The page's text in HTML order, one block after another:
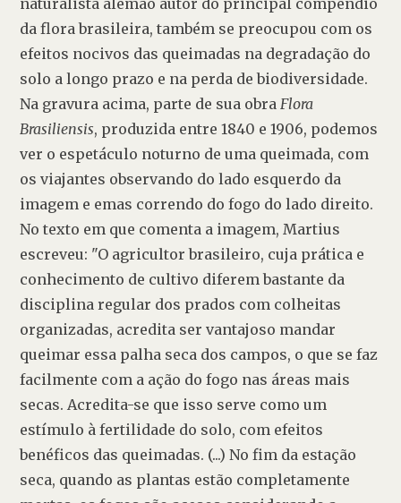
da flora brasileira, também se preocupou com os
efeitos nocivos das queimadas na degradação do
solo a longo prazo e na perda de biodiversidade.
Na gravura acima, parte de sua obra Flora
Brasiliensis, produzida entre 1840 e 1906, podemos
ver o espetáculo noturno de uma queimada, com
os viajantes observando do lado esquerdo da
imagem e emas correndo do fogo do lado direito.
No texto em que comenta a imagem, Martius
escreveu: "O agricultor brasileiro, cuja prática e
conhecimento de cultivo diferem bastante da
disciplina regular dos prados com colheitas
organizadas, acredita ser vantajoso mandar
queimar essa palha seca dos campos, o que se faz
facilmente com a ação do fogo nas áreas mais
secas. Acredita-se que isso serve como um
estímulo à fertilidade do solo, com efeitos
benéficos das queimadas. (...) No fim da estação
seca, quando as plantas estão completamente